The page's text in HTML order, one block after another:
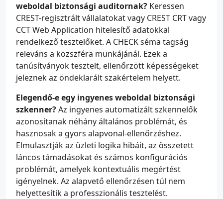
weboldal biztonsági auditornak? Keressen
CREST-regisztrált vállalatokat vagy CREST CRT vagy
CCT Web Application hitelesítő adatokkal
rendelkező tesztelőket. A CHECK séma tagság
releváns a közszféra munkájánál. Ezek a
tanúsítványok tesztelt, ellenőrzött képességeket
jeleznek az öndeklarált szakértelem helyett.
Elegendő-e egy ingyenes weboldal biztonsági
szkenner?Az ingyenes automatizált szkennelők
azonosítanak néhány általános problémát, és
hasznosak a gyors alapvonal-ellenőrzéshez.
Elmulasztják az üzleti logika hibáit, az összetett
láncos támadásokat és számos konfigurációs
problémát, amelyek kontextuális megértést
igényelnek. Az alapvető ellenőrzésen túl nem
helyettesítik a professzionális tesztelést.